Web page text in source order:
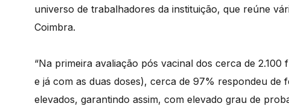
universo de trabalhadores da instituição, que reúne
Coimbra.
“Na primeira avaliação pós vacinal dos cerca de
e já com as duas doses), cerca de 97% respondeu
elevados, garantindo assim, com elevado grau de